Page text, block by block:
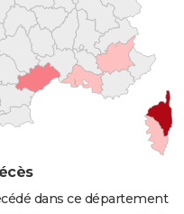
dans ce département